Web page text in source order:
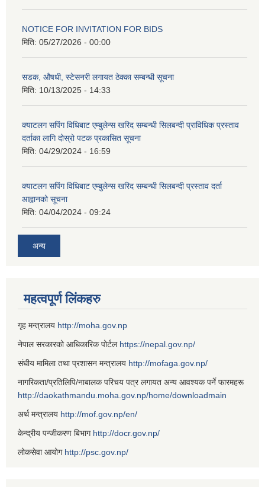
NOTICE FOR INVITATION FOR BIDS
मिति: 05/27/2026 - 00:00
सडक, औषधी, स्टेसनरी लगायत ठेक्का सम्बन्धी सूचना
मिति: 10/13/2025 - 14:33
क्याटलग सपिंग विधिबाट एम्बुलेन्स खरिद सम्बन्धी सिलबन्दी प्राविधिक प्रस्ताव
दर्ताका लागि दोस्रो पटक प्रकासित सूचना
मिति: 04/29/2024 - 16:59
क्याटलग सपिंग विधिबाट एम्बुलेन्स खरिद सम्बन्धी सिलबन्दी प्रस्ताव दर्ता
आह्वानको सूचना
मिति: 04/04/2024 - 09:24
अन्य
महत्वपूर्ण लिंकहरु
गृह मन्त्रालय http://moha.gov.np
नेपाल सरकारको आधिकारिक पोर्टल https://nepal.gov.np/
संघीय मामिला तथा प्रशासन मन्त्रालय http://mofaga.gov.np/
नागरिकता/प्रतिलिपि/नाबालक परिचय पत्र लगायत अन्य आवश्यक पर्ने फारमहरू
http://daokathmandu.moha.gov.np/home/downloadmain
अर्थ मन्त्रालय http://mof.gov.np/en/
केन्द्रीय पन्जीकरण बिभाग http://docr.gov.np/
लोकसेवा आयोग http://psc.gov.np/